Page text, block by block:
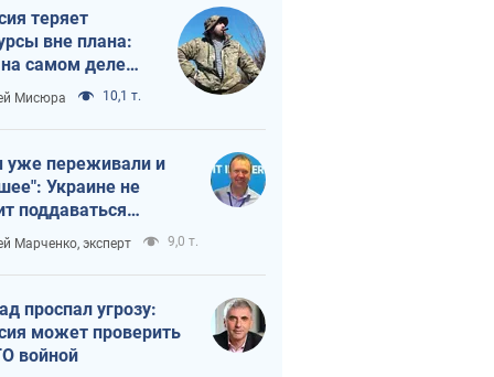
теряет
вне плана:
на самом деле
темп войны
Мисюра 10,1 т.
переживали и
Украине не
поддаваться
из-за
террора
Марченко, эксперт 9,0 т.
проспал угрозу:
может проверить
войной